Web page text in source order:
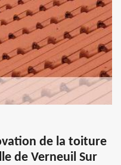
de la toiture
de Verneuil Sur